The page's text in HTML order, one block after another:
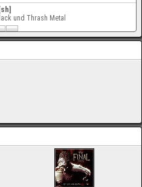
und Thrash Metal